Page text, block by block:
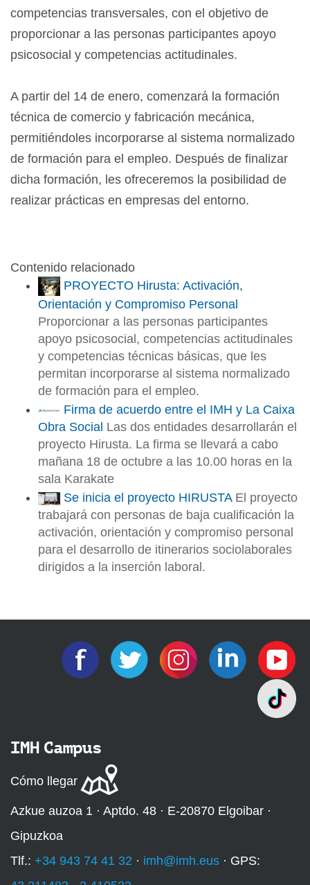
competencias transversales, con el objetivo de
proporcionar a las personas participantes apoyo
psicosocial y competencias actitudinales.
A partir del 14 de enero, comenzará la formación
técnica de comercio y fabricación mecánica,
permitiéndoles incorporarse al sistema normalizado
de formación para el empleo. Después de finalizar
dicha formación, les ofreceremos la posibilidad de
realizar prácticas en empresas del entorno.
Contenido relacionado
PROYECTO Hirusta: Activación,
Orientación y Compromiso Personal
Proporcionar a las personas participantes
apoyo psicosocial, competencias actitudinales
y competencias técnicas básicas, que les
permitan incorporarse al sistema normalizado
de formación para el empleo.
Firma de acuerdo entre el IMH y La Caixa
Obra Social Las dos entidades desarrollarán el
proyecto Hirusta. La firma se llevará a cabo
mañana 18 de octubre a las 10.00 horas en la
sala Karakate
Se inicia el proyecto HIRUSTA El proyecto
trabajará con personas de baja cualificación la
activación, orientación y compromiso personal
para el desarrollo de itinerarios sociolaborales
dirigidos a la inserción laboral.
IMH Campus
Cómo llegar
Azkue auzoa 1 · Aptdo. 48 · E-20870 Elgoibar ·
Gipuzkoa
Tlf.: +34 943 74 41 32 · imh@imh.eus · GPS: